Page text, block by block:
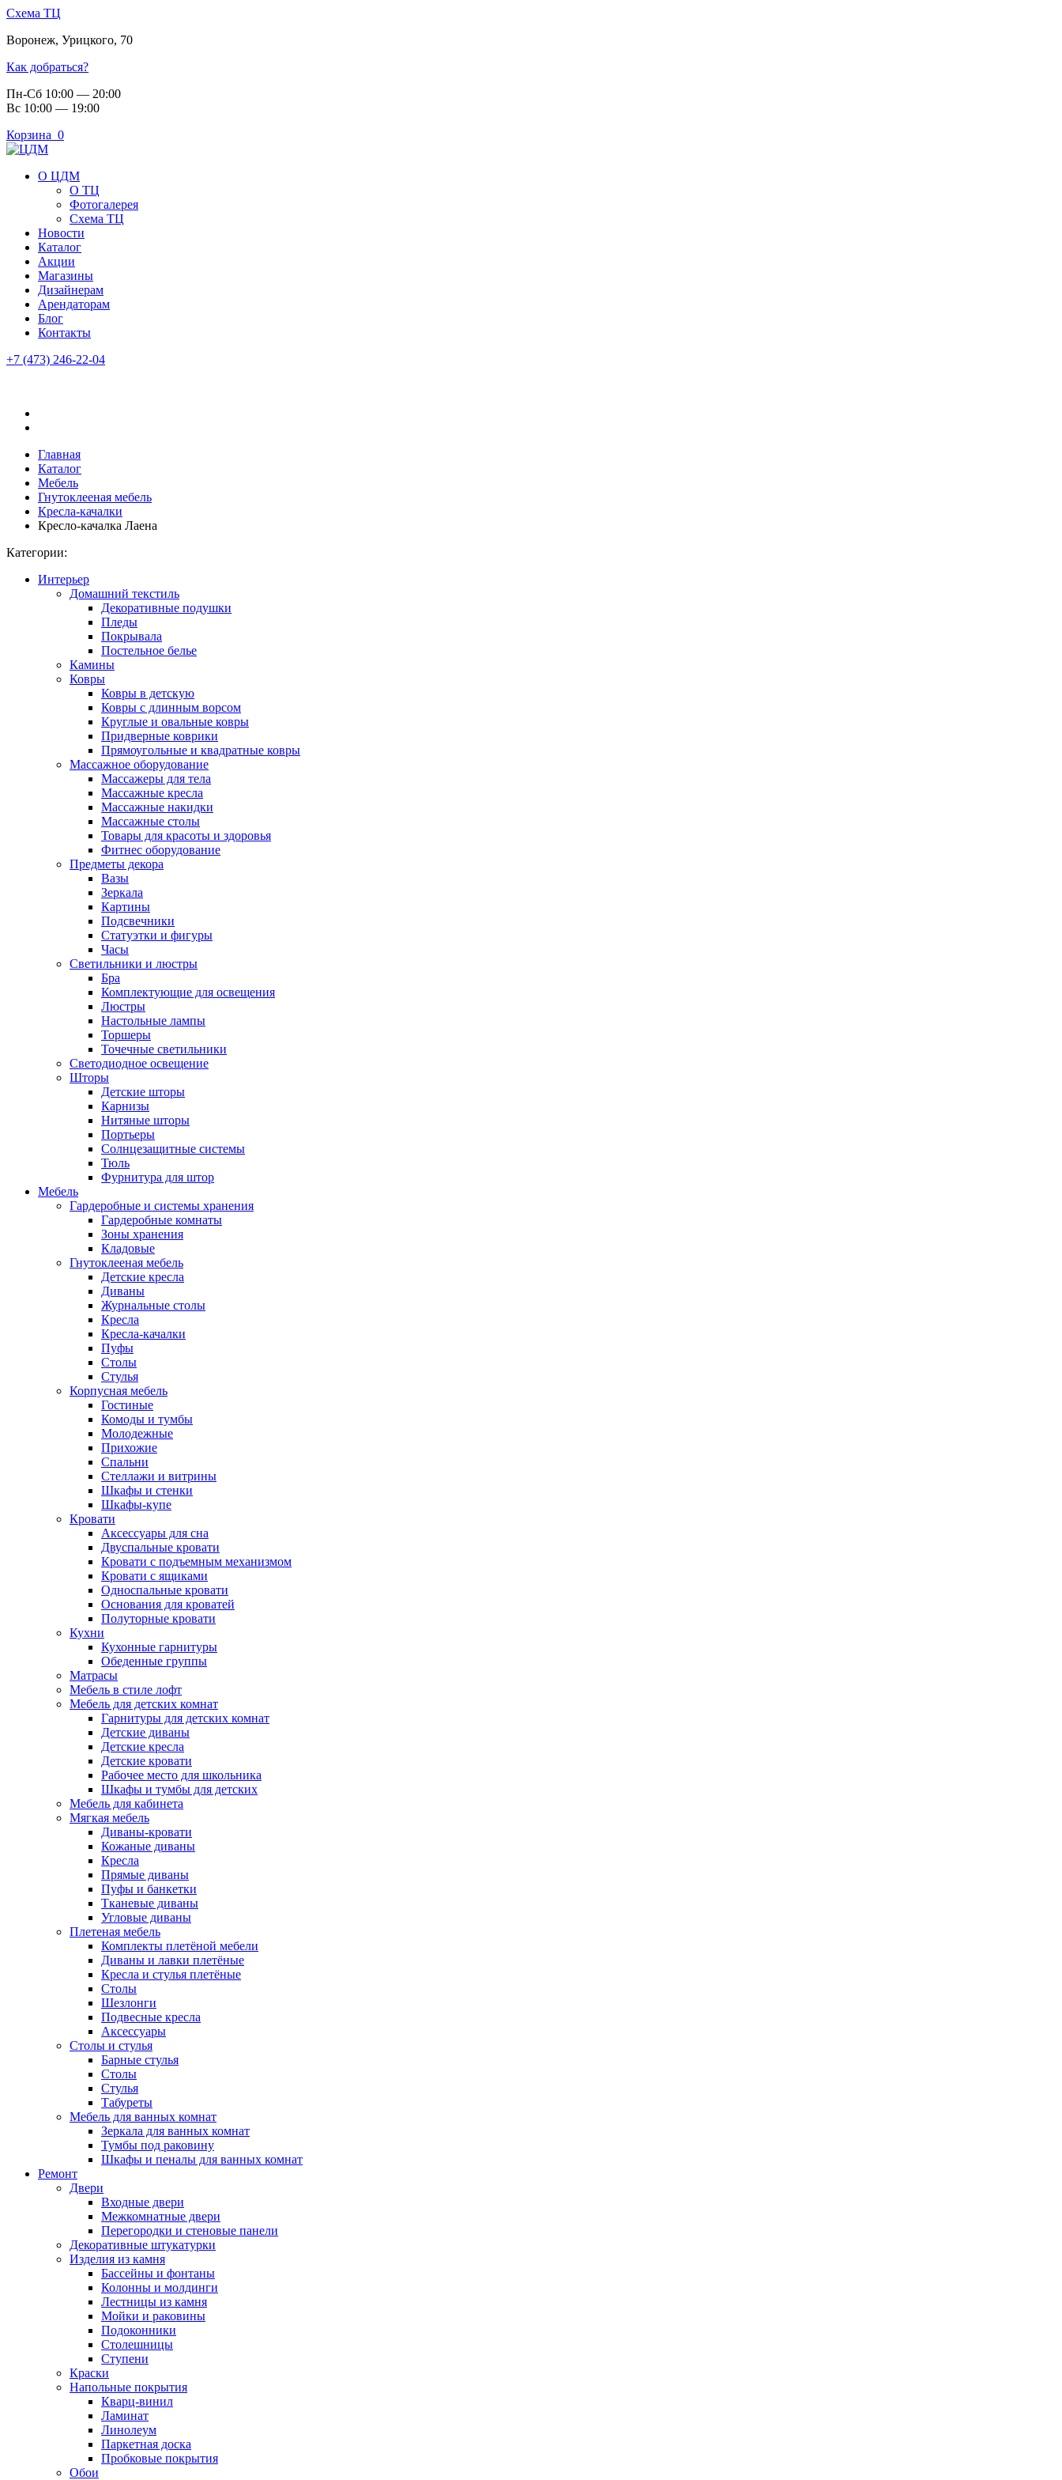
Схема ТЦ
Воронеж, Урицкого, 70
Как добраться?
Пн-Сб 10:00 — 20:00
Вс 10:00 — 19:00
Корзина 0
О ЦДМ
О ТЦ
Фотогалерея
Схема ТЦ
Новости
Каталог
Акции
Магазины
Дизайнерам
Арендаторам
Блог
Контакты
+7 (473) 246-22-04
Главная
Каталог
Мебель
Гнутоклееная мебель
Кресла-качалки
Кресло-качалка Лаена
Категории:
Интерьер
Домашний текстиль
Декоративные подушки
Пледы
Покрывала
Постельное белье
Камины
Ковры
Ковры в детскую
Ковры с длинным ворсом
Круглые и овальные ковры
Придверные коврики
Прямоугольные и квадратные ковры
Массажное оборудование
Массажеры для тела
Массажные кресла
Массажные накидки
Массажные столы
Товары для красоты и здоровья
Фитнес оборудование
Предметы декора
Вазы
Зеркала
Картины
Подсвечники
Статуэтки и фигуры
Часы
Светильники и люстры
Бра
Комплектующие для освещения
Люстры
Настольные лампы
Торшеры
Точечные светильники
Светодиодное освещение
Шторы
Детские шторы
Карнизы
Нитяные шторы
Портьеры
Солнцезащитные системы
Тюль
Фурнитура для штор
Мебель
Гардеробные и системы хранения
Гардеробные комнаты
Зоны хранения
Кладовые
Гнутоклееная мебель
Детские кресла
Диваны
Журнальные столы
Кресла
Кресла-качалки
Пуфы
Столы
Стулья
Корпусная мебель
Гостиные
Комоды и тумбы
Молодежные
Прихожие
Спальни
Стеллажи и витрины
Шкафы и стенки
Шкафы-купе
Кровати
Аксессуары для сна
Двуспальные кровати
Кровати с подъемным механизмом
Кровати с ящиками
Односпальные кровати
Основания для кроватей
Полуторные кровати
Кухни
Кухонные гарнитуры
Обеденные группы
Матрасы
Мебель в стиле лофт
Мебель для детских комнат
Гарнитуры для детских комнат
Детские диваны
Детские кресла
Детские кровати
Рабочее место для школьника
Шкафы и тумбы для детских
Мебель для кабинета
Мягкая мебель
Диваны-кровати
Кожаные диваны
Кресла
Прямые диваны
Пуфы и банкетки
Тканевые диваны
Угловые диваны
Плетеная мебель
Комплекты плетёной мебели
Диваны и лавки плетёные
Кресла и стулья плетёные
Столы
Шезлонги
Подвесные кресла
Аксессуары
Столы и стулья
Барные стулья
Столы
Стулья
Табуреты
Мебель для ванных комнат
Зеркала для ванных комнат
Тумбы под раковину
Шкафы и пеналы для ванных комнат
Ремонт
Двери
Входные двери
Межкомнатные двери
Перегородки и стеновые панели
Декоративные штукатурки
Изделия из камня
Бассейны и фонтаны
Колонны и молдинги
Лестницы из камня
Мойки и раковины
Подоконники
Столешницы
Ступени
Краски
Напольные покрытия
Кварц-винил
Ламинат
Линолеум
Паркетная доска
Пробковые покрытия
Обои